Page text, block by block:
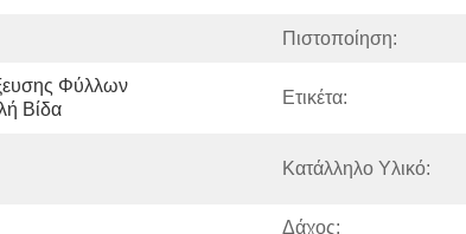
Πιστοποίηση:
Φύλλων
Βίδα
Ετικέτα:
Κατάλληλο Υλικό:
Δάχος: